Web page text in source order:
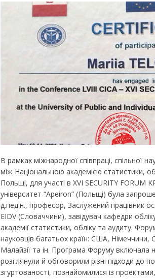
В рамках міжнародної співпраці, спільної
між Національною академією статистики,
Польщі, для участі в XVI SECURITY FORUM
університет “Apeiron” (Польщі) була
д.пед.н., професор, Заслужений працівник
EIDV (Словаччини), завідувач кафедри
академії статистики, обліку та аудиту.
науковців багатьох країн: США, Німеччини,
Малайзії та ін. Програма Форуму включала
розглянули й обговорили різні підходи до
згуртованості, познайомилися із проектами,